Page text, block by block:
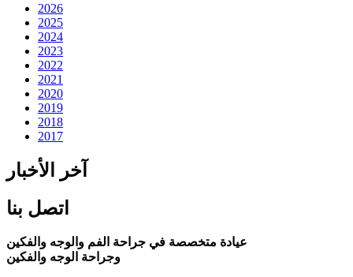
2026
2025
2024
2023
2022
2021
2020
2019
2018
2017
آخر الأخبار
اتصل بنا
عيادة متخصصة في جراحة الفم والوجه والفكين
وجراحة الوجه والفكين